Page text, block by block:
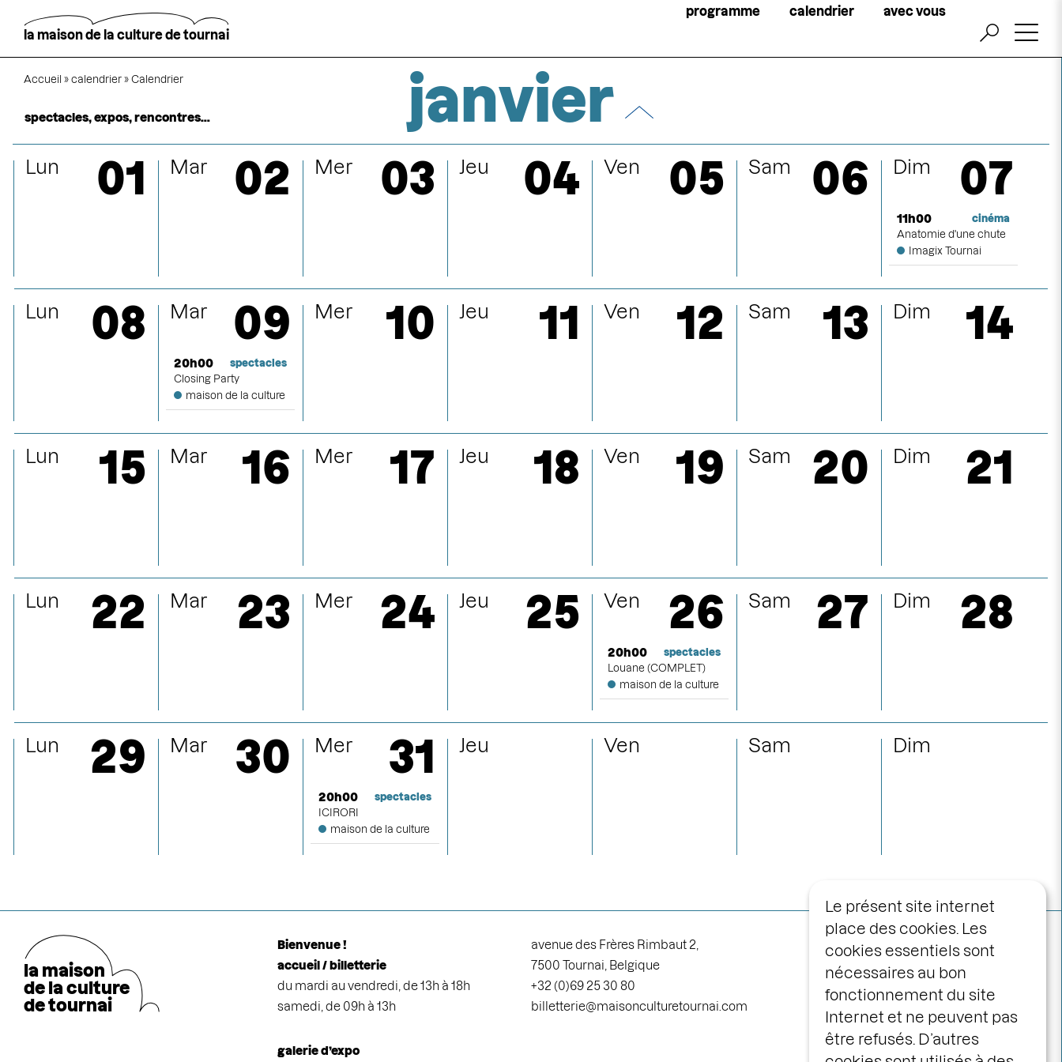
Le présent site internet
place des cookies. Les
cookies essentiels sont
nécessaires au bon
fonctionnement du site
Internet et ne peuvent pas
être refusés. D’autres
contenu
principal
la maison de la culture de tournai
menu
programme calendrier avec vous
Rechercher
Fil
Accueil calendrier Calendrier Pagination
janvier
spectacles, expos, rencontres…
2023 2024| 2025
février
avril
mai
juin
août
octobre
novembre
décembre
Lun 01 Mar 02 Mer 03 Jeu 04 Ven 05 Sam 06 Dim 07
11h00
cinéma
Anatomie d'une chute
Imagix Tournai
Lun 08 Mar 09 Mer 10 Jeu 11 Ven 12 Sam 13 Dim 14
20h00
spectacles
Closing Party
maison de la culture
Lun 15 Mar 16 Mer 17 Jeu 18 Ven 19 Sam 20 Dim 21
Lun 22 Mar 23 Mer 24 Jeu 25 Ven 26 Sam 27 Dim 28
20h00
spectacles
Louane (COMPLET)
maison de la culture
Lun 29 Mar 30 Mer 31 Jeu Ven Sam Dim
20h00
spectacles
ICIRORI
maison de la culture
la maison
de la culture
de tournai
Bienvenue !
accueil / billetterie
du mardi au vendredi, de 13h à 18h
samedi, de 09h à 13h
galerie d’expo
avenue des Frères Rimbaut 2,
7500 Tournai, Belgique
+32 (0)69 25 30 80
billetterie@maisonculturetournai.com
Navigation
principale
programme
calendrier
avec vous
la maison
le centre scénique